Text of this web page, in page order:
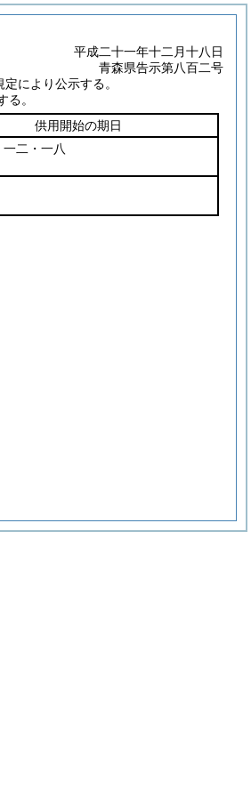
平成二十一年十二月十八日
青森県告示第八百二号
により公示する。
。
供用開始の期日
二・一八